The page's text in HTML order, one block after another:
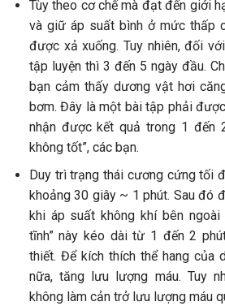
Tùy theo cơ chế mà đạt đến giới
và giữ áp suất bình ở mức thấp
được xả xuống. Tuy nhiên, đối
tập luyện thì 3 đến 5 ngày đầu.
bạn cảm thấy dương vật hơi
bơm. Đây là một bài tập phải
nhận được kết quả trong 1 đến
không tốt”, các bạn.
Duy trì trạng thái cương cứng tối
khoảng 30 giây ~ 1 phút. Sau đó
khi áp suất không khí bên
tĩnh” này kéo dài từ 1 đến 2
thiết. Để kích thích thể hang của
nữa, tăng lưu lượng máu. Tuy
không làm cản trở lưu lượng máu